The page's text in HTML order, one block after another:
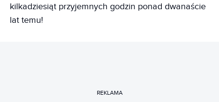
kilkadziesiąt przyjemnych godzin ponad dwanaście
lat temu!
REKLAMA